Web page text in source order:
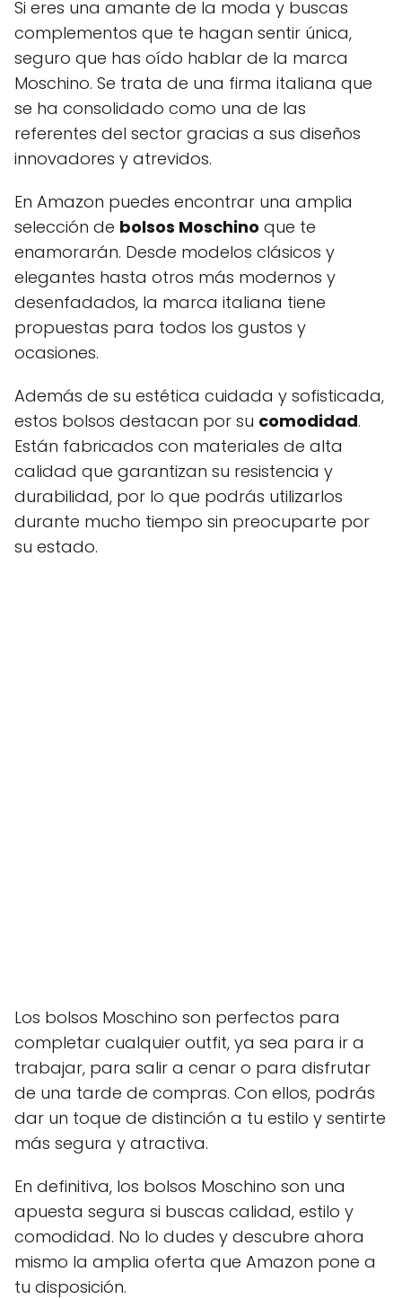
Si eres una amante de la moda y buscas
complementos que te hagan sentir única,
seguro que has oído hablar de la marca
Moschino. Se trata de una firma italiana que
se ha consolidado como una de las
referentes del sector gracias a sus diseños
innovadores y atrevidos.
En Amazon puedes encontrar una amplia
selección de bolsos Moschino que te
enamorarán. Desde modelos clásicos y
elegantes hasta otros más modernos y
desenfadados, la marca italiana tiene
propuestas para todos los gustos y
ocasiones.
Además de su estética cuidada y sofisticada,
estos bolsos destacan por su comodidad.
Están fabricados con materiales de alta
calidad que garantizan su resistencia y
durabilidad, por lo que podrás utilizarlos
durante mucho tiempo sin preocuparte por
su estado.
Los bolsos Moschino son perfectos para
completar cualquier outfit, ya sea para ir a
trabajar, para salir a cenar o para disfrutar
de una tarde de compras. Con ellos, podrás
dar un toque de distinción a tu estilo y sentirte
más segura y atractiva.
En definitiva, los bolsos Moschino son una
apuesta segura si buscas calidad, estilo y
comodidad. No lo dudes y descubre ahora
mismo la amplia oferta que Amazon pone a
tu disposición.